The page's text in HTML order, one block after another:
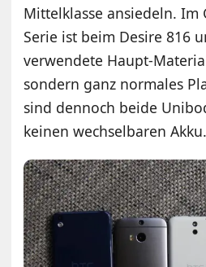
Mittelklasse ansiedeln. Im
Serie ist beim Desire 816
verwendete Haupt-
sondern ganz normales
sind dennoch beide
keinen wechselbaren Akku.